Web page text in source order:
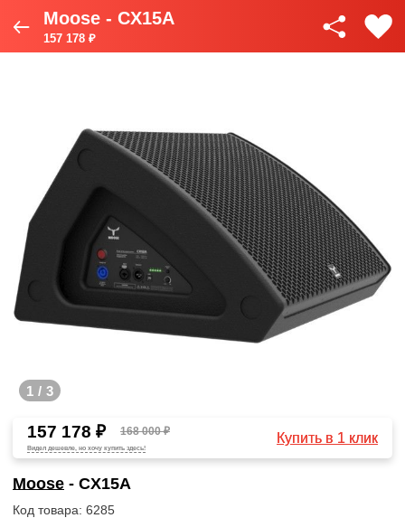
Moose - CX15A
157 178 ₽
1 / 3
157 178 ₽ 168 000 ₽
Видел дешевле, но хочу купить здесь!
Купить в 1 клик
Moose - CX15A
Код товара: 6285